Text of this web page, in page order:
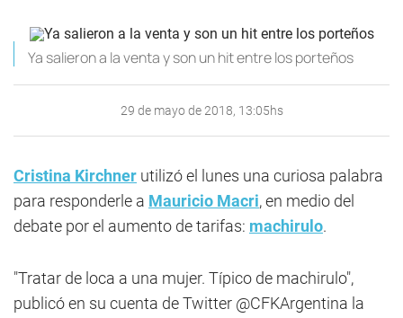
Ya salieron a la venta y son un hit entre los porteños
29 de mayo de 2018, 13:05hs
Cristina Kirchner utilizó el lunes una curiosa palabra
para responderle a Mauricio Macri, en medio del
debate por el aumento de tarifas: machirulo.
"Tratar de loca a una mujer. Típico de machirulo",
publicó en su cuenta de Twitter @CFKArgentina la